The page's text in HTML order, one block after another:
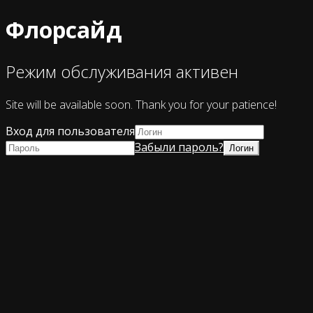
Флорсайд
Режим обслуживания активен
Site will be available soon. Thank you for your patience!
Вход для пользователя
Забыли пароль?